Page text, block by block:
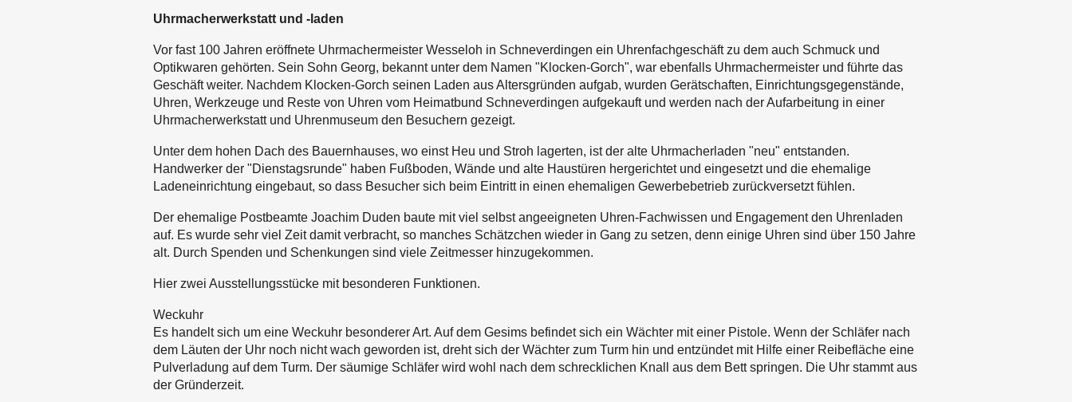
Uhrmacherwerkstatt und -laden
Vor fast 100 Jahren eröffnete Uhrmachermeister Wesseloh in Schneverdingen ein Uhrenfachgeschäft zu dem auch Schmuck und
Optikwaren gehörten. Sein Sohn Georg, bekannt unter dem Namen "Klocken-Gorch", war ebenfalls Uhrmachermeister und führte das
Geschäft weiter. Nachdem Klocken-Gorch seinen Laden aus Altersgründen aufgab, wurden Gerätschaften, Einrichtungsgegenstände,
Uhren, Werkzeuge und Reste von Uhren vom Heimatbund Schneverdingen aufgekauft und werden nach der Aufarbeitung in einer
Uhrmacherwerkstatt und Uhrenmuseum den Besuchern gezeigt.
Unter dem hohen Dach des Bauernhauses, wo einst Heu und Stroh lagerten, ist der alte Uhrmacherladen "neu" entstanden.
Handwerker der "Dienstagsrunde" haben Fußboden, Wände und alte Haustüren hergerichtet und eingesetzt und die ehemalige
Ladeneinrichtung eingebaut, so dass Besucher sich beim Eintritt in einen ehemaligen Gewerbebetrieb zurückversetzt fühlen.
Der ehemalige Postbeamte Joachim Duden baute mit viel selbst angeeigneten Uhren-Fachwissen und Engagement den Uhrenladen
auf. Es wurde sehr viel Zeit damit verbracht, so manches Schätzchen wieder in Gang zu setzen, denn einige Uhren sind über 150 Jahre
alt. Durch Spenden und Schenkungen sind viele Zeitmesser hinzugekommen.
Hier zwei Ausstellungsstücke mit besonderen Funktionen.
Weckuhr
Es handelt sich um eine Weckuhr besonderer Art. Auf dem Gesims befindet sich ein Wächter mit einer Pistole. Wenn der Schläfer nach
dem Läuten der Uhr noch nicht wach geworden ist, dreht sich der Wächter zum Turm hin und entzündet mit Hilfe einer Reibefläche eine
Pulverladung auf dem Turm. Der säumige Schläfer wird wohl nach dem schrecklichen Knall aus dem Bett springen. Die Uhr stammt aus
der Gründerzeit.